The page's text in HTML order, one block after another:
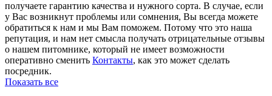
получаете гарантию качества и нужного сорта. В случае, если
у Вас возникнут проблемы или сомнения, Вы всегда можете
обратиться к нам и мы Вам поможем. Потому что это наша
репутация, и нам нет смысла получать отрицательные отзывы
о нашем питомнике, который не имеет возможности
оперативно сменить Контакты, как это может сделать
посредник.
Показать все